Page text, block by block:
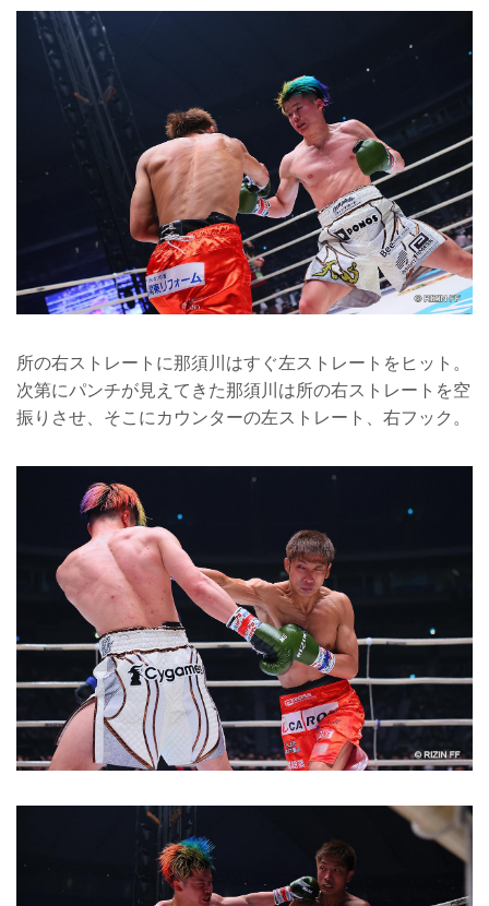
所の右ストレートに那須川はすぐ左ストレートをヒット。
次第にパンチが見えてきた那須川は所の右ストレートを空
振りさせ、そこにカウンターの左ストレート、右フック。